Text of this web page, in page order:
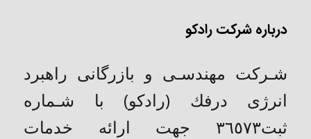
درباره شرکت رادکو
شـركت مهندسـی و بازرگانی راهبرد
انرژی درفك (رادکو) با شـماره
ثبت٣٦٥٧٣ جهت ارائه خدمات